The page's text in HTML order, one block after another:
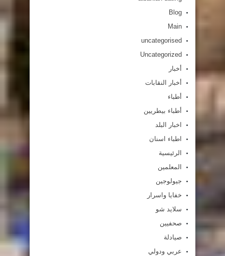
Blog
Main
uncategorised
Uncategorized
أخبار
أخبار النقابات
أطباء
أطباء بيطريين
اخبار البلد
اطباء اسنان
الرئيسية
المعلمين
جيولوجين
خفايا واسرار
سلايد شو
صحفيين
صيادلة
عربي ودولي